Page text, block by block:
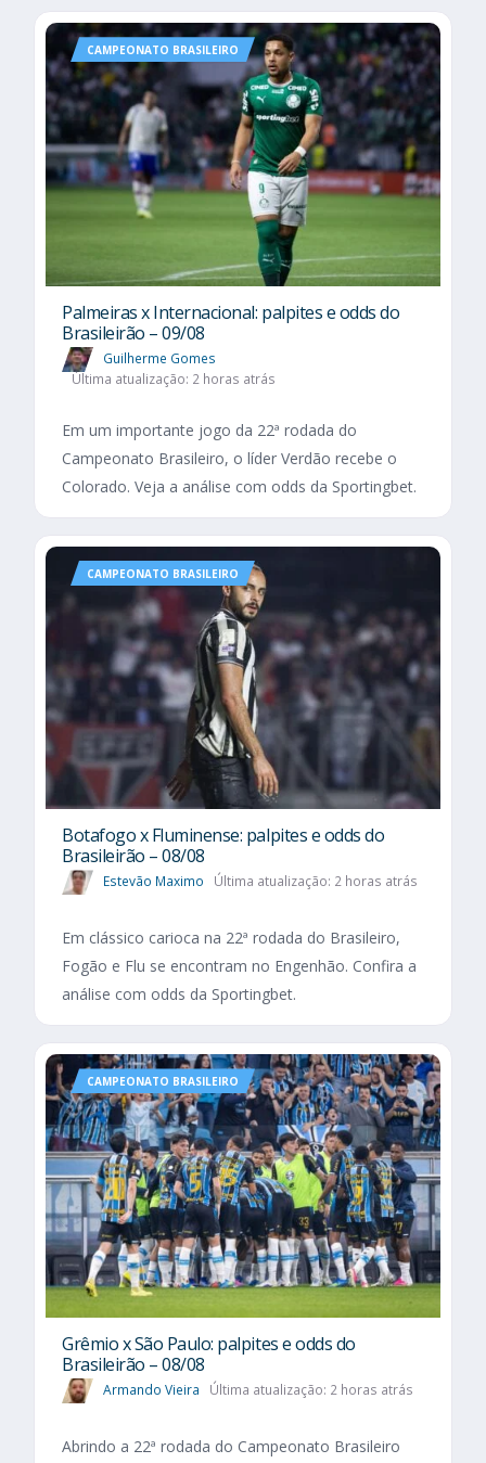
CAMPEONATO BRASILEIRO
Palmeiras x Internacional: palpites e odds do
Brasileirão – 09/08
Guilherme Gomes
Última atualização: 2 horas atrás
Em um importante jogo da 22ª rodada do
Campeonato Brasileiro, o líder Verdão recebe o
Colorado. Veja a análise com odds da Sportingbet.
CAMPEONATO BRASILEIRO
Botafogo x Fluminense: palpites e odds do
Brasileirão – 08/08
Estevão Maximo Última atualização: 2 horas atrás
Em clássico carioca na 22ª rodada do Brasileiro,
Fogão e Flu se encontram no Engenhão. Confira a
análise com odds da Sportingbet.
CAMPEONATO BRASILEIRO
Grêmio x São Paulo: palpites e odds do
Brasileirão – 08/08
Armando Vieira Última atualização: 2 horas atrás
Abrindo a 22ª rodada do Campeonato Brasileiro